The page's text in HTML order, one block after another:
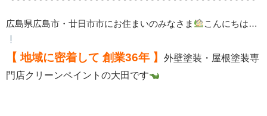
広島県広島市・廿日市市にお住まいのみなさま こんにちは…
【 地域に密着して 創業36年 】
外壁塗装・屋根塗装専
門店クリーンペイントの大田です